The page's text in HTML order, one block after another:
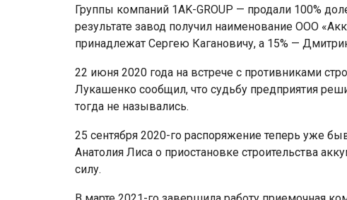
Группы компаний 1AK-GROUP — продали 100%
результате завод получил наименование ООО
принадлежат Сергею Кагановичу, а 15% —
22 июня 2020 года на встрече с противниками
Лукашенко сообщил, что судьбу предприятия
тогда не назывались.
25 сентября 2020-го распоряжение теперь уже
Анатолия Лиса о приостановке строительства
силу.